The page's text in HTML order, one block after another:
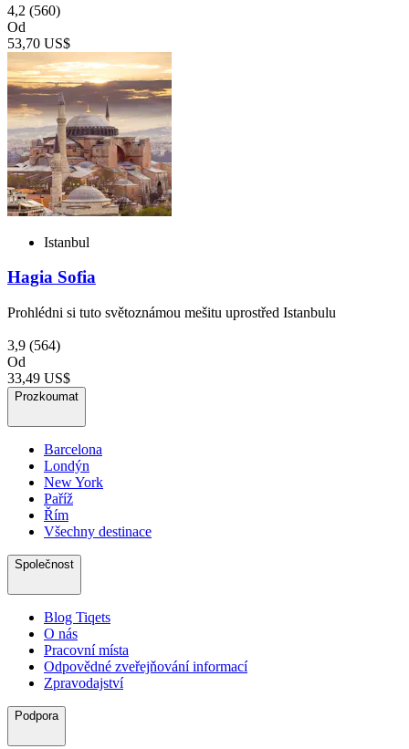
4,2 (560)
Od
53,70 US$
Istanbul
Hagia Sofia
Prohlédni si tuto světoznámou mešitu uprostřed Istanbulu
3,9 (564)
Od
33,49 US$
Prozkoumat
Barcelona
Londýn
New York
Paříž
Řím
Všechny destinace
Společnost
Blog Tiqets
O nás
Pracovní místa
Odpovědné zveřejňování informací
Zpravodajství
Podpora